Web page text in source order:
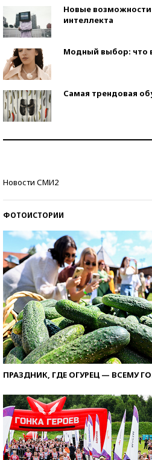
Новые возможности
интеллекта
Модный выбор: что
Самая трендовая
Новости СМИ2
ФОТОИСТОРИИ
ПРАЗДНИК, ГДЕ ОГУРЕЦ — ВСЕМУ